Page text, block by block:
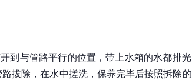
到与管路平行的位置，带上水箱的水都排
路拔除，在水中搓洗，保养完毕后按照拆除